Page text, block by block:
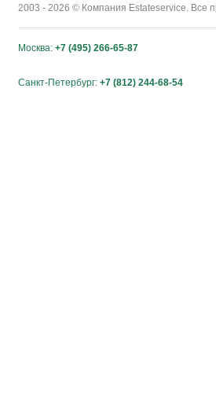
2003 - 2026 © Компания Estateservice. Все
Москва: +7 (495) 266-65-87
Санкт-Петербург: +7 (812) 244-68-54